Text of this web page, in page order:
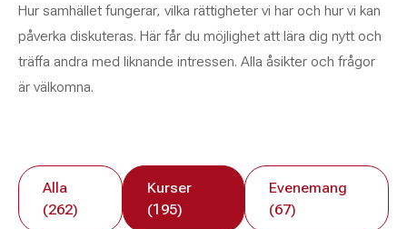
Hur samhället fungerar, vilka rättigheter vi har och hur vi kan
påverka diskuteras. Här får du möjlighet att lära dig nytt och
träffa andra med liknande intressen. Alla åsikter och frågor
är välkomna.
Alla
(262)
Kurser
(195)
Evenemang
(67)